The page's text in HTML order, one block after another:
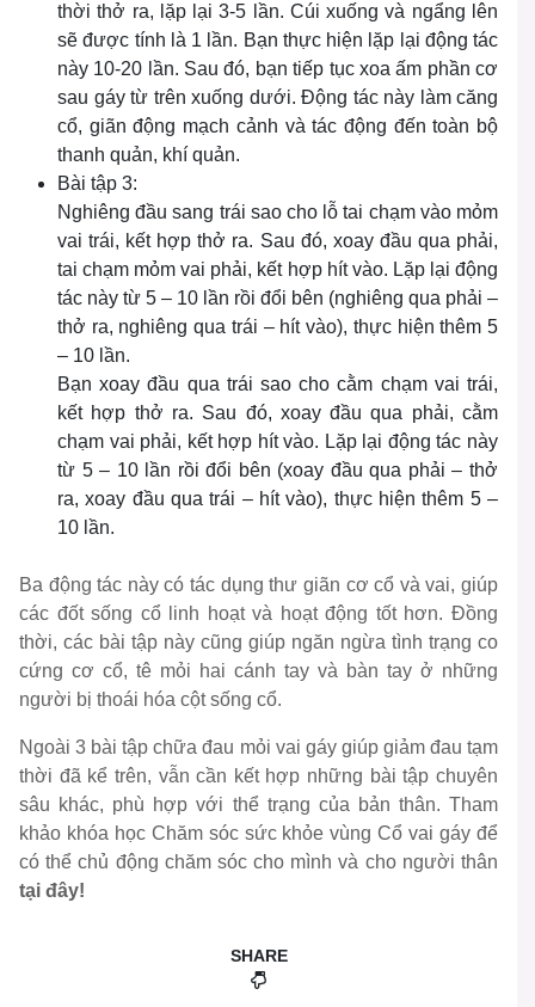
thời thở ra, lặp lại 3-5 lần. Cúi xuống và ngẩng lên
sẽ được tính là 1 lần. Bạn thực hiện lặp lại động tác
này 10-20 lần. Sau đó, bạn tiếp tục xoa ấm phần cơ
sau gáy từ trên xuống dưới. Động tác này làm căng
cổ, giãn động mạch cảnh và tác động đến toàn bộ
thanh quản, khí quản.
Bài tập 3:
Nghiêng đầu sang trái sao cho lỗ tai chạm vào mỏm
vai trái, kết hợp thở ra. Sau đó, xoay đầu qua phải,
tai chạm mỏm vai phải, kết hợp hít vào. Lặp lại động
tác này từ 5 – 10 lần rồi đổi bên (nghiêng qua phải –
thở ra, nghiêng qua trái – hít vào), thực hiện thêm 5
– 10 lần.
Bạn xoay đầu qua trái sao cho cằm chạm vai trái,
kết hợp thở ra. Sau đó, xoay đầu qua phải, cằm
chạm vai phải, kết hợp hít vào. Lặp lại động tác này
từ 5 – 10 lần rồi đổi bên (xoay đầu qua phải – thở
ra, xoay đầu qua trái – hít vào), thực hiện thêm 5 –
10 lần.
Ba động tác này có tác dụng thư giãn cơ cổ và vai, giúp
các đốt sống cổ linh hoạt và hoạt động tốt hơn. Đồng
thời, các bài tập này cũng giúp ngăn ngừa tình trạng co
cứng cơ cổ, tê mỏi hai cánh tay và bàn tay ở những
người bị thoái hóa cột sống cổ.
Ngoài 3 bài tập chữa đau mỏi vai gáy giúp giảm đau tạm
thời đã kể trên, vẫn cần kết hợp những bài tập chuyên
sâu khác, phù hợp với thể trạng của bản thân. Tham
khảo khóa học Chăm sóc sức khỏe vùng Cổ vai gáy để
có thể chủ động chăm sóc cho mình và cho người thân
tại đây!
SHARE